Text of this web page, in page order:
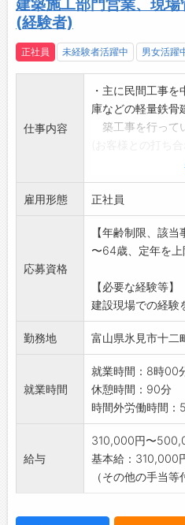
建築施工部門営業、現
(経験者)
正社員 未経験者活躍中 男女活躍
仕事内容
・主に民間工事
庫などの軽量鉄骨
築工事を行って
・工程・品質・安
務全般を担当してい
ただきます
*これまでの施工
力として活躍して
「変更
※面接希望の方は
の交付を受けてく
さい。
雇用形態 正社員
応募資格
【年齢制限、該当
〜64歳、定年を上
【必要な経験等】
建設現場での経験
勤務地 富山県氷見市十二
就業時間
就業時間：8時00
休憩時間：90分
時間外労働時間：
給与
310,000円〜
基本給：310,000
（その他の手当